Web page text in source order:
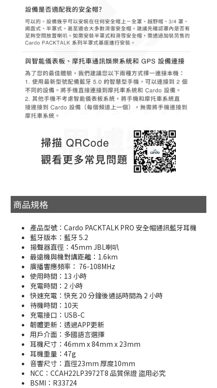
商品規格
產品型號：Cardo PACKTALK PRO 安全帽通訊藍牙耳機
藍牙版本：藍牙 5.2
揚聲器直徑：45mm JBL喇叭
最遠機與機對講距離：1.6km
廣播響應頻率： 76-108MHz
使用時間：13 小時
充電時間：2 小時
快速充電：快充 20 分鐘後通話時間為 2 小時
待機時間：10天
充電接口：USB-C
韌體更新：透過APP更新
用戶介面：多國語言選擇
耳機尺寸：46mm x 84mm x 23mm
耳機重量：47g
音響尺寸：直徑23mm 厚度10mm
NCC：CCAH22LP3972T8 品質保證 盜用必究
BSMI：R33724